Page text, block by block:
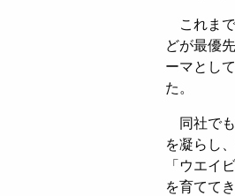
これま
どが最優
ーマとし
た。
同社で
を凝らし
「ウエイ
を育ててき